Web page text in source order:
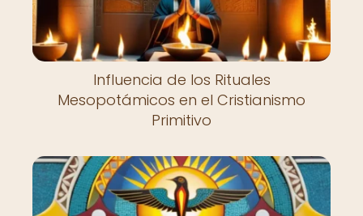
Influencia de los Rituales
Mesopotámicos en el Cristianismo
Primitivo